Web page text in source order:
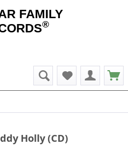
FAMILY
®
Holly (CD)